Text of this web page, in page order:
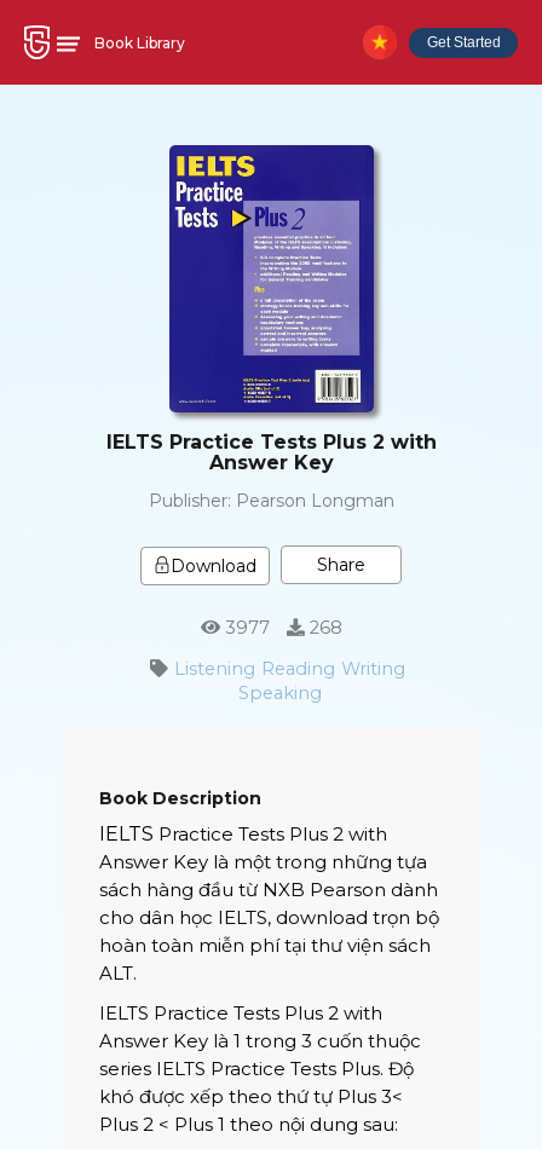
Book Library Get Started
IELTS Practice Tests Plus 2 with
Answer Key
Publisher: Pearson Longman
Download Share
3977
268
Listening Reading Writing
Speaking
Book Description
IELTS Practice Tests Plus 2 with
Answer Key là một trong những tựa
sách hàng đầu từ NXB Pearson dành
cho dân học IELTS, download trọn bộ
hoàn toàn miễn phí tại thư viện sách
ALT.
IELTS Practice Tests Plus 2 with
Answer Key là 1 trong 3 cuốn thuộc
series IELTS Practice Tests Plus. Độ
khó được xếp theo thứ tự Plus 3<
Plus 2 < Plus 1 theo nội dung sau: